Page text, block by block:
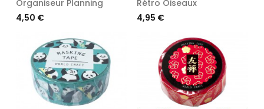
Organiseur Planning
Prix
4,50 €
Rétro Oiseaux
Prix
4,95 €